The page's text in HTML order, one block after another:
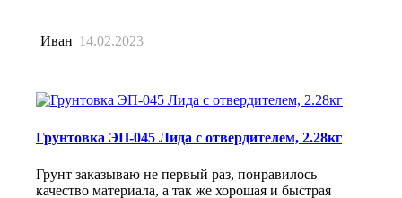
Иван 14.02.2023
Грунтовка ЭП-045 Лида с отвердителем, 2.28кг
Грунт заказываю не первый раз, понравилось
качество материала, а так же хорошая и быстрая